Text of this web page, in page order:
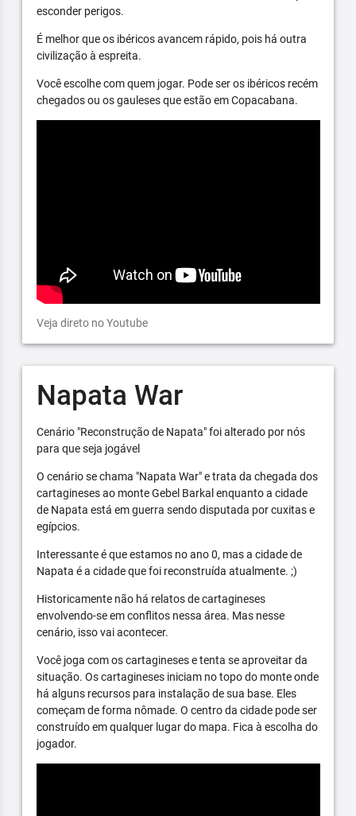
esconder perigos.
É melhor que os ibéricos avancem rápido, pois há outra
civilização à espreita.
Você escolhe com quem jogar. Pode ser os ibéricos recém
chegados ou os gauleses que estão em Copacabana.
Veja direto no Youtube
Napata War
Cenário "Reconstrução de Napata" foi alterado por nós
para que seja jogável
O cenário se chama "Napata War" e trata da chegada dos
cartagineses ao monte Gebel Barkal enquanto a cidade
de Napata está em guerra sendo disputada por cuxitas e
egípcios.
Interessante é que estamos no ano 0, mas a cidade de
Napata é a cidade que foi reconstruída atualmente. ;)
Historicamente não há relatos de cartagineses
envolvendo-se em conflitos nessa área. Mas nesse
cenário, isso vai acontecer.
Você joga com os cartagineses e tenta se aproveitar da
situação. Os cartagineses iniciam no topo do monte onde
há alguns recursos para instalação de sua base. Eles
começam de forma nômade. O centro da cidade pode ser
construído em qualquer lugar do mapa. Fica à escolha do
jogador.